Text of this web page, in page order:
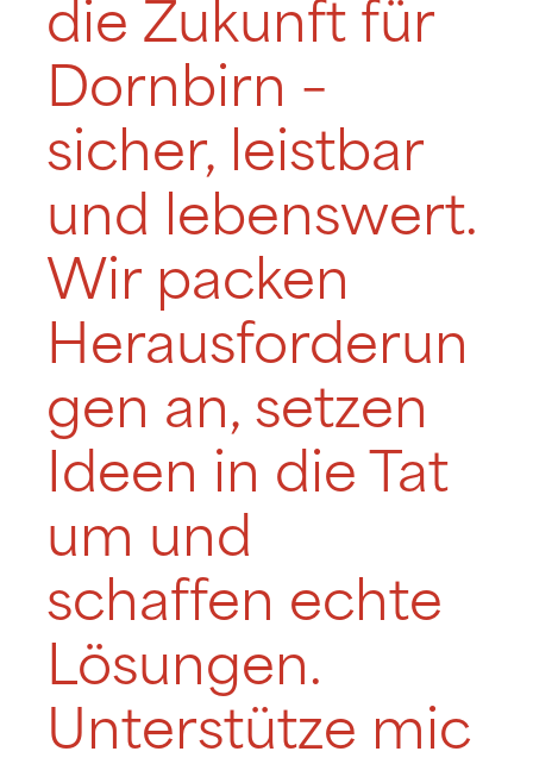
die Zukunft für
Dornbirn –
sicher, leistbar
und lebenswert.
Wir packen
Herausforderun
gen an, setzen
Ideen in die Tat
um und
schaffen echte
Lösungen.
Unterstütze mic